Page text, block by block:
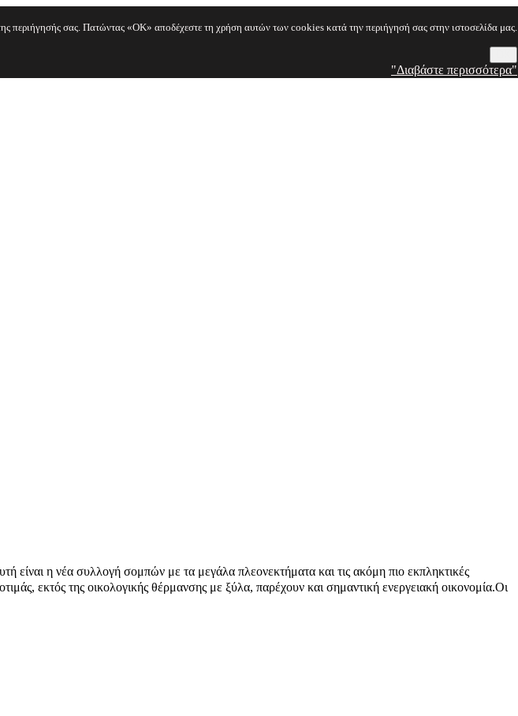
περιήγησής σας. Πατώντας «OK» αποδέχεστε τη χρήση αυτών των cookies κατά την περιήγησή σας στην ιστοσελίδα μας.
"Διαβάστε περισσότερα"
είναι η νέα συλλογή σομπών με τα μεγάλα πλεονεκτήματα και τις ακόμη πιο εκπληκτικές
εκτός της οικολογικής θέρμανσης με ξύλα, παρέχουν και σημαντική ενεργειακή οικονομία.Οι